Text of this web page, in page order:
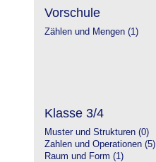
Vorschule
Zählen und Mengen (1)
Klasse 3/4
Muster und Strukturen (0)
Zahlen und Operationen (5)
Raum und Form (1)